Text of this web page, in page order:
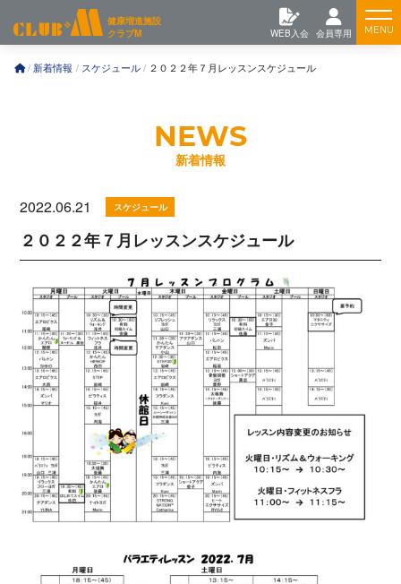
テ
健康増進施設
クラブM
WEB入会 会員専用
Feature
Training
新着情報 スケジュール ２０２２年７月レッスンスケジュール
新着情報
2022.06.21 スケジュール
２０２２年７月レッスンスケジュール